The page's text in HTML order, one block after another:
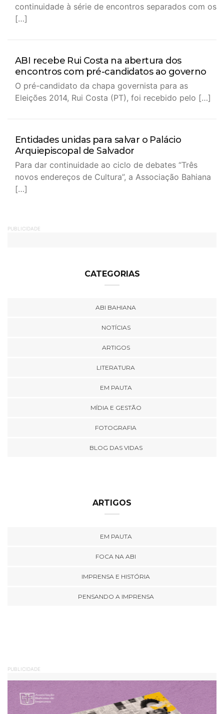
continuidade à série de encontros separados com os
[…]
ABI recebe Rui Costa na abertura dos
encontros com pré-candidatos ao governo
O pré-candidato da chapa governista para as
Eleições 2014, Rui Costa (PT), foi recebido pelo […]
Entidades unidas para salvar o Palácio
Arquiepiscopal de Salvador
Para dar continuidade ao ciclo de debates “Três
novos endereços de Cultura”, a Associação Bahiana
[…]
PUBLICIDADE
CATEGORIAS
ABI BAHIANA
NOTÍCIAS
ARTIGOS
LITERATURA
EM PAUTA
MÍDIA E GESTÃO
FOTOGRAFIA
BLOG DAS VIDAS
ARTIGOS
EM PAUTA
FOCA NA ABI
IMPRENSA E HISTÓRIA
PENSANDO A IMPRENSA
PUBLICIDADE